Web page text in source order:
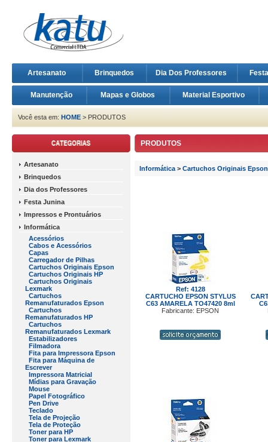
Artesanato Brinquedos Dia Dos Professores
Manutenção Mapas e Globos Material Esportivo
Você esta em: HOME > PRODUTOS
Artesanato
Brinquedos
Dia dos Professores
Festa Junina
Impressos e Prontuários
Informática
Acessórios
Cabos e Acessórios
Capas
Carregador de Pilhas
Cartuchos Originais Epson
Cartuchos Originais HP
Cartuchos Originais
Lexmark
Cartuchos
Remanufaturados Epson
Cartuchos
Remanufaturados HP
Cartuchos
Remanufaturados Lexmark
Estabilizadores
Filmadora
Fita para Impressora Epson
Fita para Máquina de
Escrever
Impressora Matricial
Mídias para Gravação
Mouse
Papel Fotográfico
Pen Drive
Teclado
Tela de Projeção
Tela de Proteção
Toner para HP
Toner para Lexmark
PRODUTOS
Informática > Cartuchos Originais Epson
Ref: 4128
CARTUCHO EPSON STYLUS
C63 AMARELA TO47420 8ml
Fabricante: EPSON